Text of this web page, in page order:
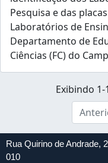
Pesquisa e das
Laboratórios de
Departamento de
Ciências (FC) do
Exibindo
Rua Quirino de Andrade,
010